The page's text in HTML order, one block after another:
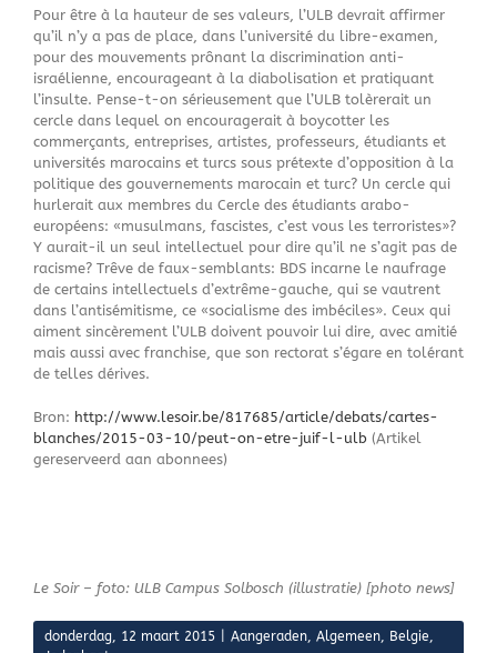
Pour être à la hauteur de ses valeurs, l’ULB devrait affirmer
qu’il n’y a pas de place, dans l’université du libre-examen,
pour des mouvements prônant la discrimination anti-
israélienne, encourageant à la diabolisation et pratiquant
l’insulte. Pense-t-on sérieusement que l’ULB tolèrerait un
cercle dans lequel on encouragerait à boycotter les
commerçants, entreprises, artistes, professeurs, étudiants et
universités marocains et turcs sous prétexte d’opposition à la
politique des gouvernements marocain et turc? Un cercle qui
hurlerait aux membres du Cercle des étudiants arabo-
européens: «musulmans, fascistes, c’est vous les terroristes»?
Y aurait-il un seul intellectuel pour dire qu’il ne s’agit pas de
racisme? Trêve de faux-semblants: BDS incarne le naufrage
de certains intellectuels d’extrême-gauche, qui se vautrent
dans l’antisémitisme, ce «socialisme des imbéciles». Ceux qui
aiment sincèrement l’ULB doivent pouvoir lui dire, avec amitié
mais aussi avec franchise, que son rectorat s’égare en tolérant
de telles dérives.
Bron: http://www.lesoir.be/817685/article/debats/cartes-
blanches/2015-03-10/peut-on-etre-juif-l-ulb (Artikel
gereserveerd aan abonnees)
Le Soir – foto: ULB Campus Solbosch (illustratie) [photo news]
donderdag, 12 maart 2015 Aangeraden, Algemeen, Belgie,